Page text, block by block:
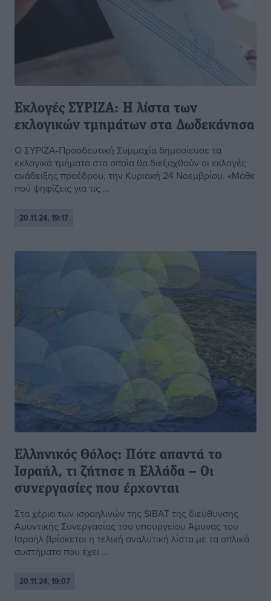
Εκλογές ΣΥΡΙΖΑ: Η λίστα των
εκλογικών τμημάτων στα Δωδεκάνησα
Ο ΣΥΡΙΖΑ-Προοδευτική Συμμαχία δημοσίευσε τα
εκλογικά τμήματα στα οποία θα διεξαχθούν οι εκλογές
ανάδειξης προέδρου, την Κυριακή 24 Νοεμβρίου. «Μάθε
πού ψηφίζεις για τις ...
20.11.24, 19:17
Ελληνικός Θόλος: Πότε απαντά το
Ισραήλ, τι ζήτησε η Ελλάδα – Οι
συνεργασίες που έρχονται
Στα χέρια των ισραηλινών της SIBAT της διεύθυνσης
Αμυντικής Συνεργασίας του υπουργείου Άμυνας του
Ισραήλ βρίσκεται η τελική αναλυτική λίστα με τα οπλικά
συστήματα που έχει ...
20.11.24, 19:07